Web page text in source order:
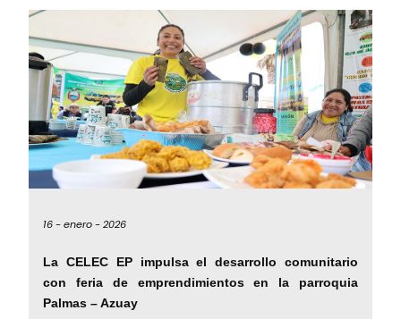
16 -enero -2026
La CELEC EP impulsa el desarrollo comunitario
con feria de emprendimientos en la parroquia
Palmas – Azuay